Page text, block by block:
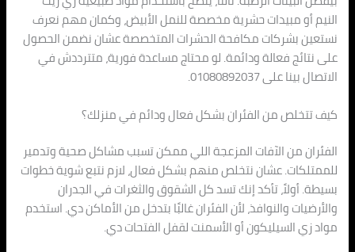
النيم أو مبيدات حشرية مخصصة للنمل الأبيض، وكمان مهم نعرف
نستعين بشركات مكافحة الحشرات المتخصصة عشان نضمن الحصول
على نتائج فعالة ودائمة. لو محتاج مساعدة فورية، متترددش في
الاتصال بينا على 01080892037.
كيف تتخلص من الفئران بشكل فعال ودائم في منزلك؟
الفئران من الآفات المزعجة اللي ممكن تسبب مشاكل صحية وتدمير
للممتلكات. عشان نتخلص منهم بشكل فعال، لازم نتبع شوية خطوات
بسيطة. أولاً، تأكد إنك تسد كل الشقوق والثغرات في الجدران
والأرضيات والنوافذ، لأن الفئران غالبًا بتدخل من الأماكن دي. استخدم
مواد زي السيليكون أو الأسمنت لقفل الفتحات دي.